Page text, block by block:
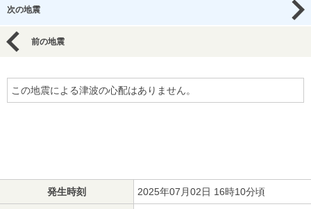
次の地震
前の地震
この地震による津波の心配はありません。
発生時刻 2025年07月02日 16時10分頃